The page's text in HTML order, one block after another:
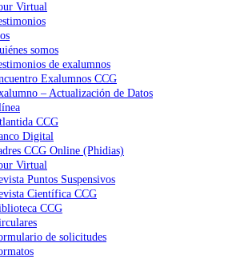
Virtual
somos
de exalumnos
Exalumnos CCG
– Actualización de Datos
CCG
Digital
CCG Online (Phidias)
Virtual
Puntos Suspensivos
Científica CCG
CCG
de solicitudes